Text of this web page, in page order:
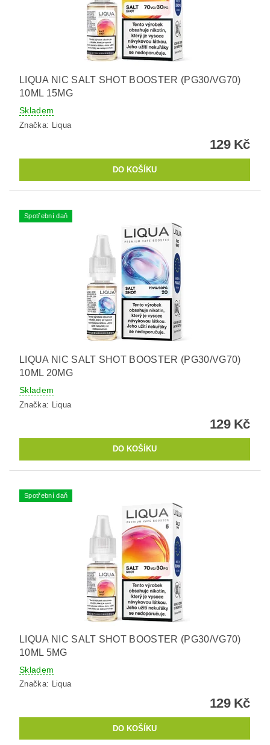
LIQUA NIC SALT SHOT BOOSTER (PG30/VG70)
10ML 15MG
Skladem
Značka: Liqua
129 Kč
Spotřební daň
LIQUA NIC SALT SHOT BOOSTER (PG30/VG70)
10ML 20MG
Skladem
Značka: Liqua
129 Kč
Spotřební daň
LIQUA NIC SALT SHOT BOOSTER (PG30/VG70)
10ML 5MG
Skladem
Značka: Liqua
129 Kč